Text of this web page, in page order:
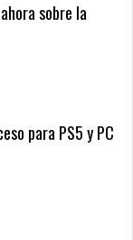
sobre la
para PS5 y PC